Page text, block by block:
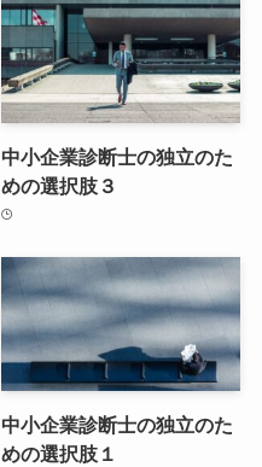
中小企業診断士の独立のた
めの選択肢３
中小企業診断士の独立のた
めの選択肢１